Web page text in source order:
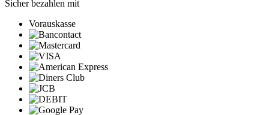
Sicher bezahlen mit
Vorauskasse